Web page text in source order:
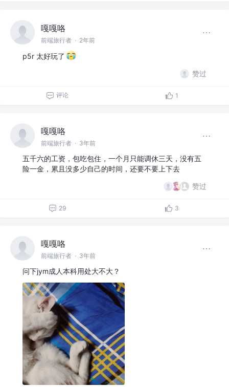
嘎嘎咯
前端旅行者 · 2年前
p5r 太好玩了
赞过
评论 1
嘎嘎咯
前端旅行者 · 3年前
五千六的工资，包吃包住，一个月只能调休三天，没有五
险一金，累且没多少自己的时间，还要不要上下去
赞过
29 3
嘎嘎咯
前端旅行者 · 3年前
问下jym成人本科用处大不大？